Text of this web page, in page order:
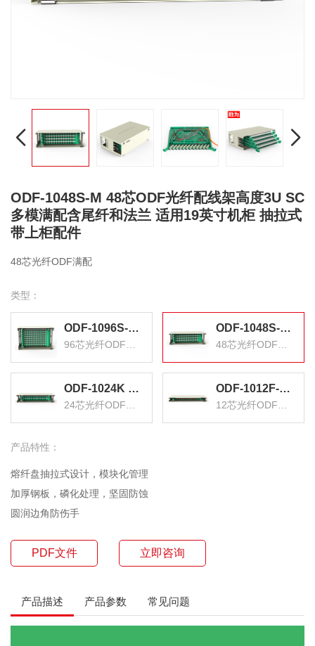
ODF-1048S-M 48芯ODF光纤配线架高度3U SC
多模满配含尾纤和法兰 适用19英寸机柜 抽拉式
带上柜配件
48芯光纤ODF满配
类型：
ODF-1096S-M 96芯ODF光纤配线架高度6U SC多模满配含尾纤和法兰 适用19英寸机柜 抽拉式带上柜配件 ODF-1048S-M 48芯ODF光纤配线架高度3U SC多模满配含尾纤和法兰 适用19英寸机柜 抽拉式带上柜配件
ODF-1024K 24芯/口ODF光纤配线架箱体高度2U 含空盘标准19英寸机架式1.2mm冷轧板 ODF-1012F-O 12芯/口ODF光纤配线架高度1U FC多模OM3满配含尾纤和法兰适用19英寸机柜 抽拉式带上柜配件
产品特性：
熔纤盘抽拉式设计，模块化管理
加厚钢板，磷化处理，坚固防蚀
圆润边角防伤手
PDF文件 立即咨询
产品描述 产品参数 常见问题